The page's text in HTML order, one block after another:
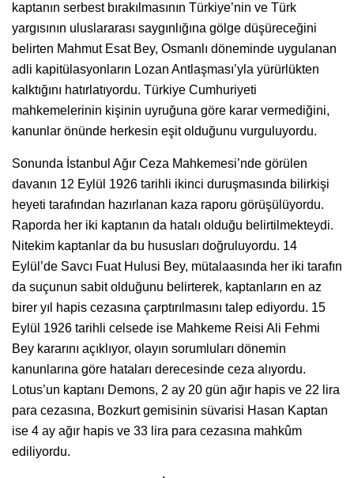
kaptanın serbest bırakılmasının Türkiye’nin ve Türk
yargısının uluslararası saygınlığına gölge düşüreceğini
belirten Mahmut Esat Bey, Osmanlı döneminde uygulanan
adli kapitülasyonların Lozan Antlaşması’yla yürürlükten
kalktığını hatırlatıyordu. Türkiye Cumhuriyeti
mahkemelerinin kişinin uyruğuna göre karar vermediğini,
kanunlar önünde herkesin eşit olduğunu vurguluyordu.
Sonunda İstanbul Ağır Ceza Mahkemesi’nde görülen
davanın 12 Eylül 1926 tarihli ikinci duruşmasında bilirkişi
heyeti tarafından hazırlanan kaza raporu görüşülüyordu.
Raporda her iki kaptanın da hatalı olduğu belirtilmekteydi.
Nitekim kaptanlar da bu hususları doğruluyordu. 14
Eylül’de Savcı Fuat Hulusi Bey, mütalaasında her iki tarafın
da suçunun sabit olduğunu belirterek, kaptanların en az
birer yıl hapis cezasına çarptırılmasını talep ediyordu. 15
Eylül 1926 tarihli celsede ise Mahkeme Reisi Ali Fehmi
Bey kararını açıklıyor, olayın sorumluları dönemin
kanunlarına göre hataları derecesinde ceza alıyordu.
Lotus’un kaptanı Demons, 2 ay 20 gün ağır hapis ve 22 lira
para cezasına, Bozkurt gemisinin süvarisi Hasan Kaptan
ise 4 ay ağır hapis ve 33 lira para cezasına mahkûm
ediliyordu.